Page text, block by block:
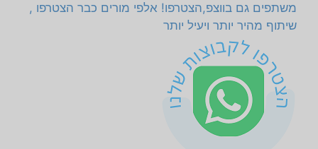
משתפים גם בווצפ,הצטרפו! אלפי מורים כבר הצטרפו ,
שיתוף מהיר יותר ויעיל יותר